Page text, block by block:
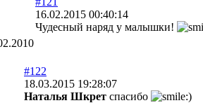
16.02.2015 00:40:14
Чудесный наряд у малышки!
#122
18.03.2015 19:28:07
Наталья Шкрет спасибо